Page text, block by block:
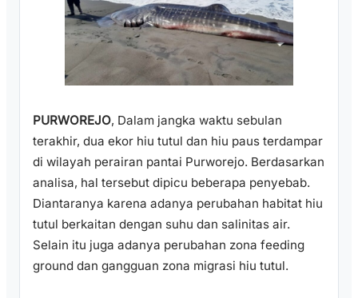
PURWOREJO, Dalam jangka waktu sebulan
terakhir, dua ekor hiu tutul dan hiu paus terdampar
di wilayah perairan pantai Purworejo. Berdasarkan
analisa, hal tersebut dipicu beberapa penyebab.
Diantaranya karena adanya perubahan habitat hiu
tutul berkaitan dengan suhu dan salinitas air.
Selain itu juga adanya perubahan zona feeding
ground dan gangguan zona migrasi hiu tutul.